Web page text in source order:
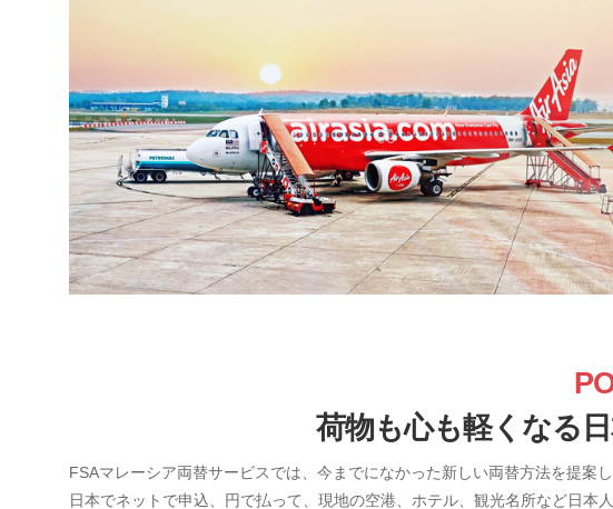
荷物も心も軽くなる
FSAマレーシア両替サービスでは、今までになかった新しい両替方法を提案し
日本でネットで申込、円で払って、現地の空港、ホテル、観光名所など日